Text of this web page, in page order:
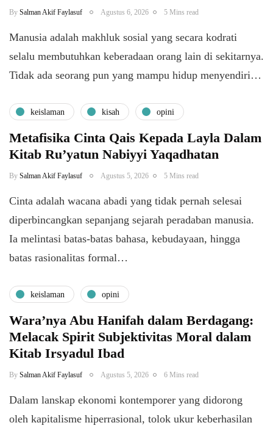
By Salman Akif Faylasuf Agustus 6, 2026 5 Mins read
Manusia adalah makhluk sosial yang secara kodrati
selalu membutuhkan keberadaan orang lain di sekitarnya.
Tidak ada seorang pun yang mampu hidup menyendiri…
keislaman kisah opini
Metafisika Cinta Qais Kepada Layla Dalam
Kitab Ru’yatun Nabiyyi Yaqadhatan
By Salman Akif Faylasuf Agustus 5, 2026 5 Mins read
Cinta adalah wacana abadi yang tidak pernah selesai
diperbincangkan sepanjang sejarah peradaban manusia.
Ia melintasi batas-batas bahasa, kebudayaan, hingga
batas rasionalitas formal…
keislaman opini
Wara’nya Abu Hanifah dalam Berdagang:
Melacak Spirit Subjektivitas Moral dalam
Kitab Irsyadul Ibad
By Salman Akif Faylasuf Agustus 5, 2026 6 Mins read
Dalam lanskap ekonomi kontemporer yang didorong
oleh kapitalisme hiperrasional, tolok ukur keberhasilan